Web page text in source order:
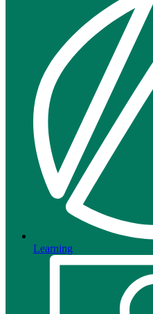
Learning